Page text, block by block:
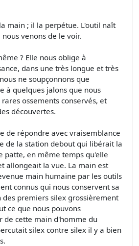
main ; il la perpétue. L'outil naît
venons de le voir.
? Elle nous oblige à
dans une très longue et très
ne soupçonnons que
à quelques jalons que nous
ossements conservés, et
découvertes.
de répondre avec vraisemblance
de la station debout qui libérait la
patte, en même temps qu'elle
allongeait la vue. La main est
main humaine par les outils
connus qui nous conservent sa
des premiers silex grossièrement
ce que nous pouvons
de cette main d'homme du
silex contre silex il y a bien